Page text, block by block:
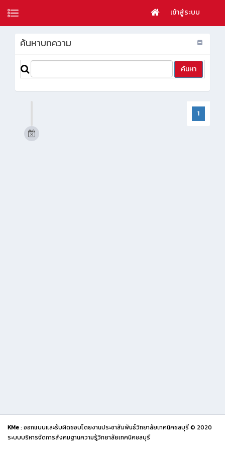
เข้าสู่ระบบ
ค้นหาบทความ
1
KMe: ออกแบบและรับผิดชอบโดยงานประชาสัมพันธ์วิทยาลัยเทคนิคชลบุรี © 2020
ระบบบริหารจัดการสังคมฐานความรู้วิทยาลัยเทคนิคชลบุรี